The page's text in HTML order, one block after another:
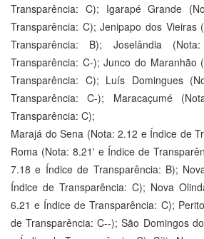
Transparência: C); Igarapé Grande
Transparência: C); Jenipapo dos Vieiras
Transparência: B); Joselândia
Transparência: C-); Junco do Maranhão
Transparência: C); Luís Domingues
Transparência: C-); Maracaçumé
Transparência: C);
Marajá do Sena (Nota: 2.12 e Índice de
Roma (Nota: 8.21' e Índice de
7.18 e Índice de Transparência: B);
Índice de Transparência: C); Nova
6.21 e Índice de Transparência: C);
de Transparência: C--); São Domingos